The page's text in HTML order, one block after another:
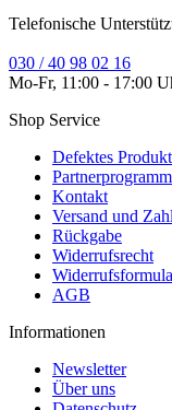
Telefonische
030 / 40 98 02 16
Mo-Fr, 11:00 - 17:00
Shop Service
Defektes Produkt
Partnerprogramm
Kontakt
Versand und
Rückgabe
Widerrufsrecht
AGB
Informationen
Newsletter
Über uns